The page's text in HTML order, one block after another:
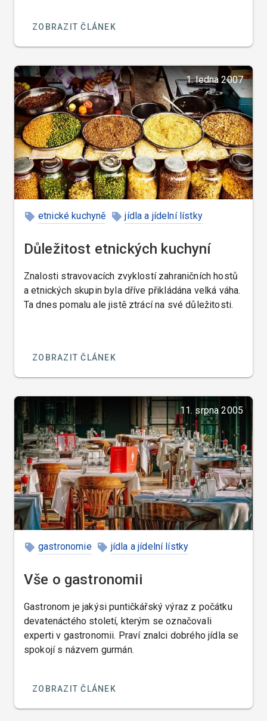
ZOBRAZIT ČLÁNEK
1. ledna 2007
etnické kuchyně
jídla a jídelní lístky
Důležitost etnických kuchyní
Znalosti stravovacích zvyklostí zahraničních hostů
a etnických skupin byla dříve přikládána velká váha.
Ta dnes pomalu ale jistě ztrácí na své důležitosti.
ZOBRAZIT ČLÁNEK
11. srpna 2005
gastronomie
jídla a jídelní lístky
Vše o gastronomii
Gastronom je jakýsi puntičkářský výraz z počátku
devatenáctého století, kterým se označovali
experti v gastronomii. Praví znalci dobrého jídla se
spokojí s názvem gurmán.
ZOBRAZIT ČLÁNEK